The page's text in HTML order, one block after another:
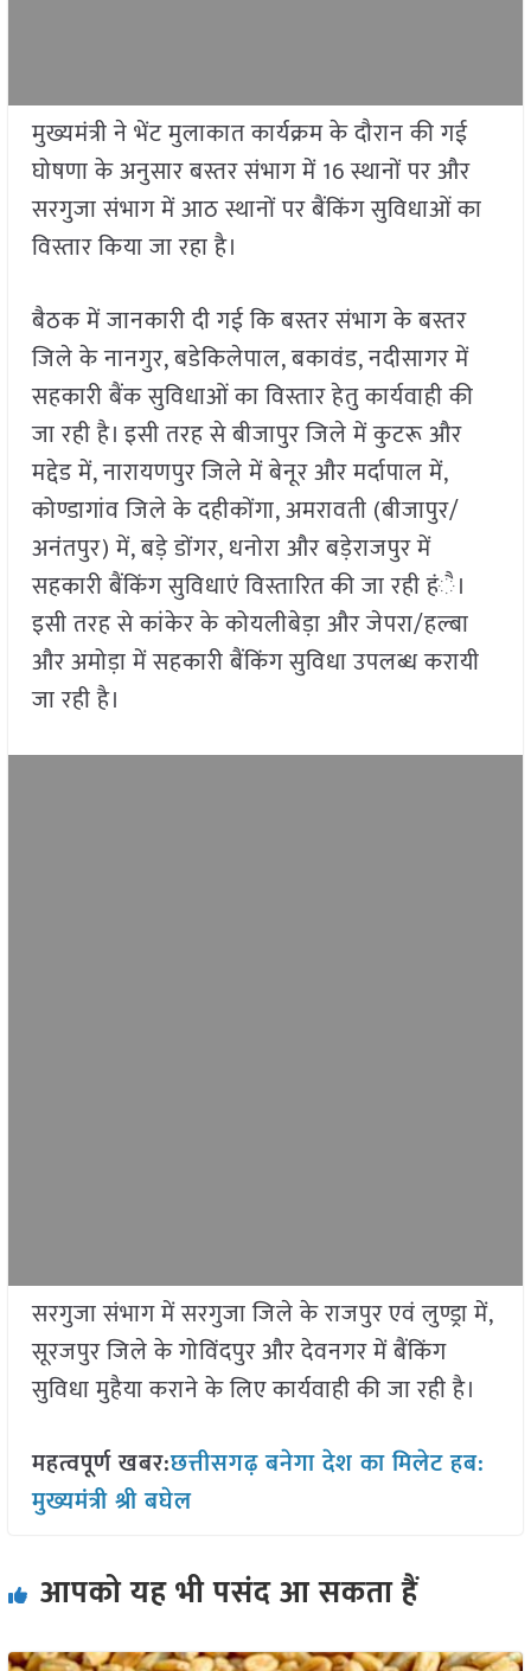
मुख्यमंत्री ने भेंट मुलाकात कार्यक्रम के दौरान की गई
घोषणा के अनुसार बस्तर संभाग में 16 स्थानों पर और
सरगुजा संभाग में आठ स्थानों पर बैंकिंग सुविधाओं का
विस्तार किया जा रहा है।
बैठक में जानकारी दी गई कि बस्तर संभाग के बस्तर
जिले के नानगुर, बडेकिलेपाल, बकावंड, नदीसागर में
सहकारी बैंक सुविधाओं का विस्तार हेतु कार्यवाही की
जा रही है। इसी तरह से बीजापुर जिले में कुटरू और
मद्देड में, नारायणपुर जिले में बेनूर और मर्दापाल में,
कोण्डागांव जिले के दहीकोंगा, अमरावती (बीजापुर/
अनंतपुर) में, बड़े डोंगर, धनोरा और बड़ेराजपुर में
सहकारी बैंकिंग सुविधाएं विस्तारित की जा रही हंै।
इसी तरह से कांकेर के कोयलीबेड़ा और जेपरा/हल्बा
और अमोड़ा में सहकारी बैंकिंग सुविधा उपलब्ध करायी
जा रही है।
सरगुजा संभाग में सरगुजा जिले के राजपुर एवं लुण्ड्रा में,
सूरजपुर जिले के गोविंदपुर और देवनगर में बैंकिंग
सुविधा मुहैया कराने के लिए कार्यवाही की जा रही है।
महत्वपूर्ण खबर:छत्तीसगढ़ बनेगा देश का मिलेट हब:
मुख्यमंत्री श्री बघेल
आपको यह भी पसंद आ सकता हैं